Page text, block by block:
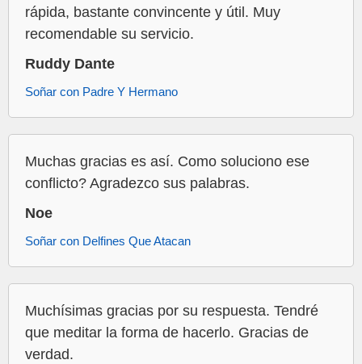
rápida, bastante convincente y útil. Muy
recomendable su servicio.
Ruddy Dante
Soñar con Padre Y Hermano
Muchas gracias es así. Como soluciono ese
conflicto? Agradezco sus palabras.
Noe
Soñar con Delfines Que Atacan
Muchísimas gracias por su respuesta. Tendré
que meditar la forma de hacerlo. Gracias de
verdad.